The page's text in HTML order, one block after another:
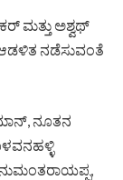
ಮತ್ತು ಅಶ್ವಥ್
ನಡೆಸುವಂತೆ
ನೂತನ